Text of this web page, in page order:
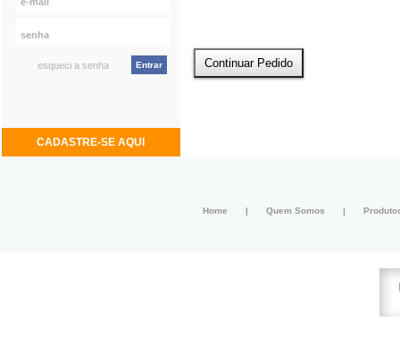
esqueci a senha
CADASTRE-SE AQUI
Home | Quem Somos |